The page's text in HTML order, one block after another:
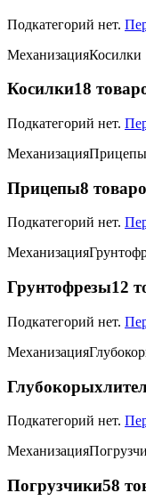
Подкатегорий нет.
МеханизацияКосилки
Косилки18
Подкатегорий нет.
МеханизацияПрицепы
Прицепы8
Подкатегорий нет.
Механизация
Грунтофрезы12
Подкатегорий нет.
Механизация
Подкатегорий нет.
Механизация
Погрузчики58